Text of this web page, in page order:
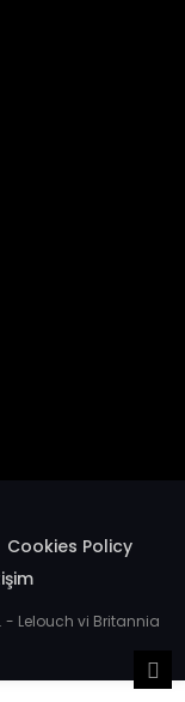
Cookies Policy
- Lelouch vi Britannia